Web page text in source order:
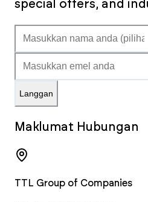
special offers, and
Langgan
Maklumat Hubungan
TTL Group of Companies